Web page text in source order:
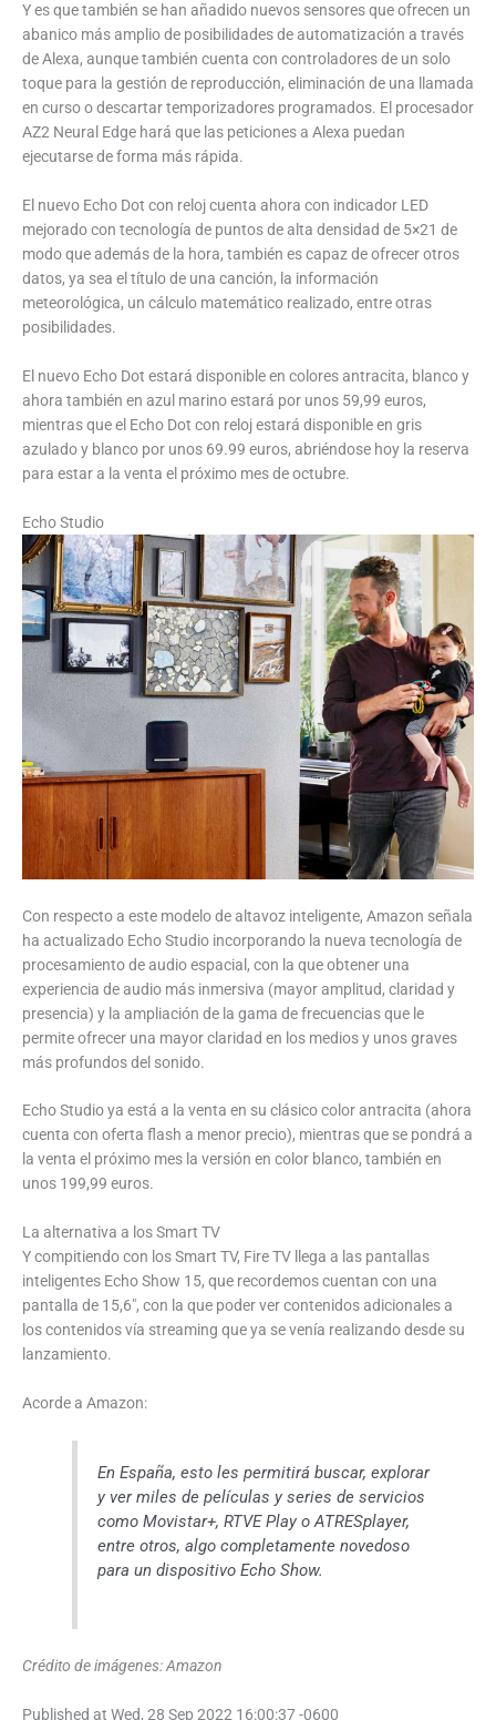
Y es que también se han añadido nuevos sensores que ofrecen un
abanico más amplio de posibilidades de automatización a través
de Alexa, aunque también cuenta con controladores de un solo
toque para la gestión de reproducción, eliminación de una llamada
en curso o descartar temporizadores programados. El procesador
AZ2 Neural Edge hará que las peticiones a Alexa puedan
ejecutarse de forma más rápida.
El nuevo Echo Dot con reloj cuenta ahora con indicador LED
mejorado con tecnología de puntos de alta densidad de 5×21 de
modo que además de la hora, también es capaz de ofrecer otros
datos, ya sea el título de una canción, la información
meteorológica, un cálculo matemático realizado, entre otras
posibilidades.
El nuevo Echo Dot estará disponible en colores antracita, blanco y
ahora también en azul marino estará por unos 59,99 euros,
mientras que el Echo Dot con reloj estará disponible en gris
azulado y blanco por unos 69.99 euros, abriéndose hoy la reserva
para estar a la venta el próximo mes de octubre.
Echo Studio
Con respecto a este modelo de altavoz inteligente, Amazon señala
ha actualizado Echo Studio incorporando la nueva tecnología de
procesamiento de audio espacial, con la que obtener una
experiencia de audio más inmersiva (mayor amplitud, claridad y
presencia) y la ampliación de la gama de frecuencias que le
permite ofrecer una mayor claridad en los medios y unos graves
más profundos del sonido.
Echo Studio ya está a la venta en su clásico color antracita (ahora
cuenta con oferta flash a menor precio), mientras que se pondrá a
la venta el próximo mes la versión en color blanco, también en
unos 199,99 euros.
La alternativa a los Smart TV
Y compitiendo con los Smart TV, Fire TV llega a las pantallas
inteligentes Echo Show 15, que recordemos cuentan con una
pantalla de 15,6″, con la que poder ver contenidos adicionales a
los contenidos vía streaming que ya se venía realizando desde su
lanzamiento.
Acorde a Amazon:
En España, esto les permitirá buscar, explorar
y ver miles de películas y series de servicios
como Movistar+, RTVE Play o ATRESplayer,
entre otros, algo completamente novedoso
para un dispositivo Echo Show.
Crédito de imágenes: Amazon
Published at Wed, 28 Sep 2022 16:00:37 -0600